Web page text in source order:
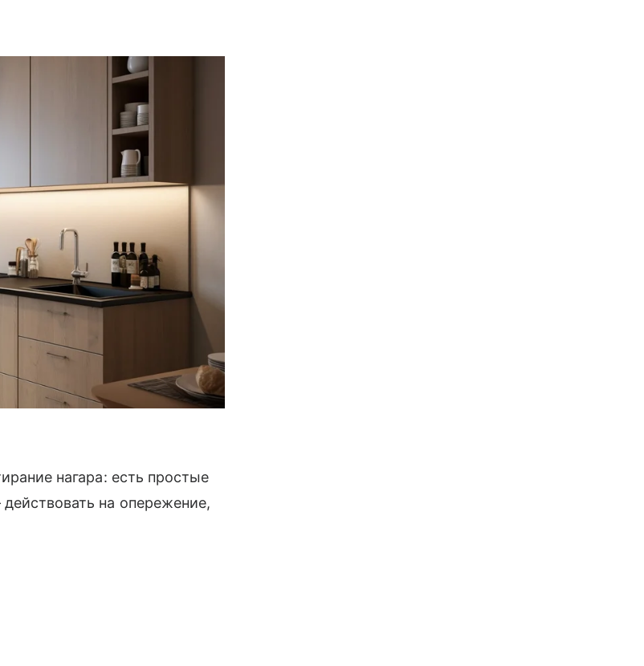
нагара: есть простые
на опережение,